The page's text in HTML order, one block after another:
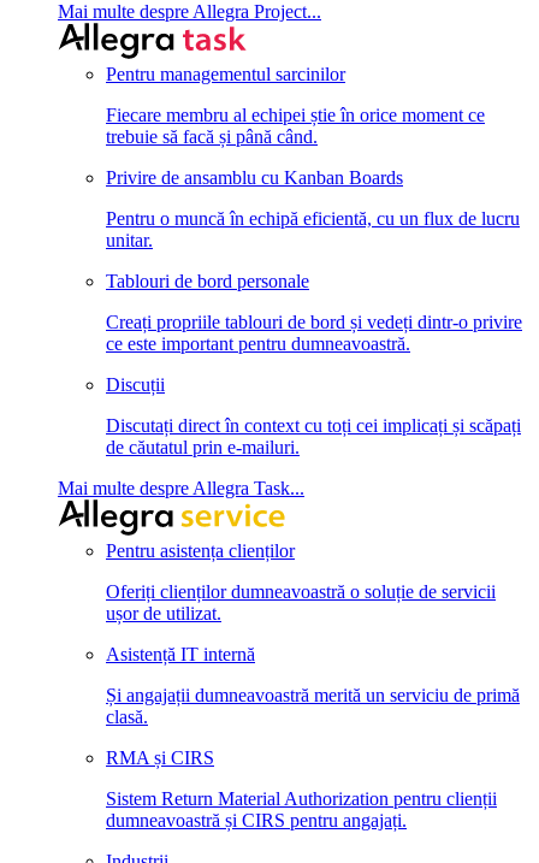
Mai multe despre Allegra Project...
Pentru managementul sarcinilor
Fiecare membru al echipei știe în orice moment ce
trebuie să facă și până când.
Privire de ansamblu cu Kanban Boards
Pentru o muncă în echipă eficientă, cu un flux de lucru
unitar.
Tablouri de bord personale
Creați propriile tablouri de bord și vedeți dintr-o privire
ce este important pentru dumneavoastră.
Discuții
Discutați direct în context cu toți cei implicați și scăpați
de căutatul prin e-mailuri.
Mai multe despre Allegra Task...
Pentru asistența clienților
Oferiți clienților dumneavoastră o soluție de servicii
ușor de utilizat.
Asistență IT internă
Și angajații dumneavoastră merită un serviciu de primă
clasă.
RMA și CIRS
Sistem Return Material Authorization pentru clienții
dumneavoastră și CIRS pentru angajați.